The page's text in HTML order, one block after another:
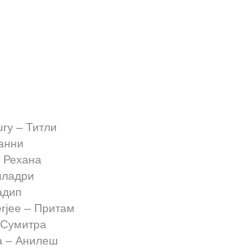
– Титли
Рехана
– Притам
– Анилеш